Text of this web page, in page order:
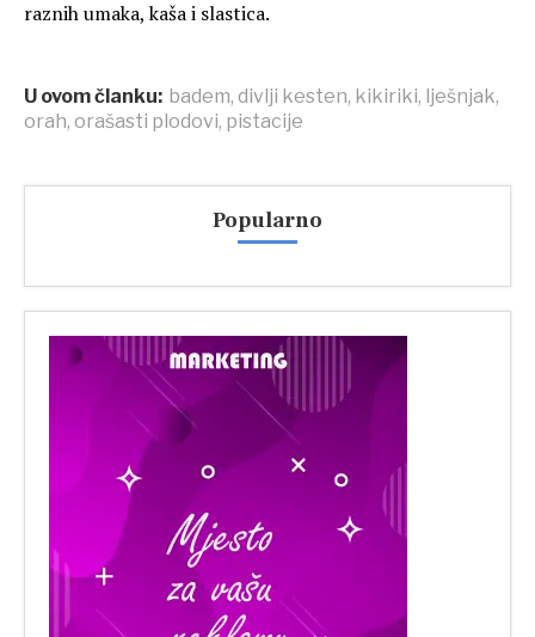
raznih umaka, kaša i slastica.
U ovom članku: badem, divlji kesten, kikiriki, lješnjak,
orah, orašasti plodovi, pistacije
Popularno